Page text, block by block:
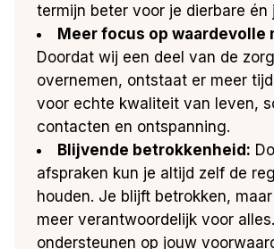
termijn beter voor je dierbare én
Meer focus op waardevolle
Doordat wij een deel van de
overnemen, ontstaat er meer
voor echte kwaliteit van leven,
contacten en ontspanning.
Blijvende betrokkenheid:
afspraken kun je altijd zelf de
houden. Je blijft betrokken,
meer verantwoordelijk voor
ondersteunen op jouw